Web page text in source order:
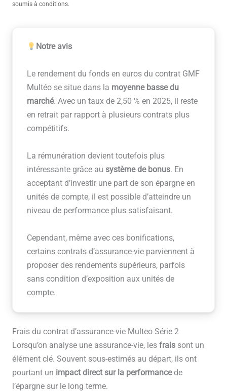
soumis à conditions.
Notre avis
Le rendement du fonds en euros du contrat GMF
Multéo se situe dans la moyenne basse du
marché. Avec un taux de 2,50 % en 2025, il reste
en retrait par rapport à plusieurs contrats plus
compétitifs.
La rémunération devient toutefois plus
intéressante grâce au système de bonus. En
acceptant d’investir une part de son épargne en
unités de compte, il est possible d’atteindre un
niveau de performance plus satisfaisant.
Cependant, même avec ces bonifications,
certains contrats d’assurance-vie parviennent à
proposer des rendements supérieurs, parfois
sans condition d’exposition aux unités de
compte.
Frais du contrat d’assurance-vie Multeo Série 2
Lorsqu’on analyse une assurance-vie, les fraissont un
élément clé. Souvent sous-estimés au départ, ils ont
pourtant un impact direct sur la performancede
l’épargne sur le long terme.